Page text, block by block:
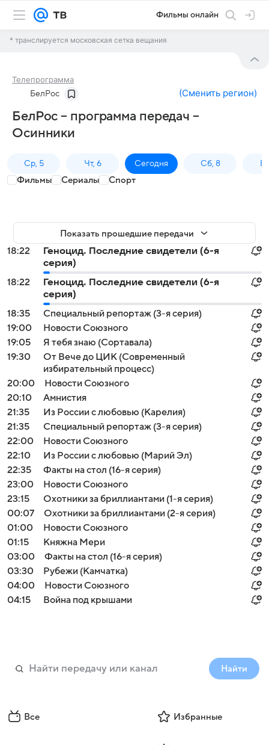
Фильмы онлайн
* транслируется московская сетка вещания
Телепрограмма
БелРос (Сменить регион)
БелРос – программа передач –
Осинники
Ср, 5 Чт, 6 Сегодня Сб, 8
Фильмы Сериалы Спорт
Показать прошедшие передачи
18:22
Геноцид. Последние свидетели (6-я
серия)
18:22
Геноцид. Последние свидетели (6-я
серия)
18:35
Специальный репортаж (3-я серия)
19:00
Новости Союзного
19:05
Я тебя знаю (Сортавала)
19:30
От Вече до ЦИК (Современный
избирательный процесс)
20:00
Новости Союзного
20:10
Амнистия
21:35
Из России с любовью (Карелия)
21:35
Специальный репортаж (3-я серия)
22:00
Новости Союзного
22:10
Из России с любовью (Марий Эл)
22:35
Факты на стол (16-я серия)
23:00
Новости Союзного
23:15
Охотники за бриллиантами (1-я серия)
00:07
Охотники за бриллиантами (2-я серия)
01:00
Новости Союзного
01:15
Княжна Мери
03:00
Факты на стол (16-я серия)
03:30
Рубежи (Камчатка)
04:00
Новости Союзного
04:15
Война под крышами
Найти
Все Избранные